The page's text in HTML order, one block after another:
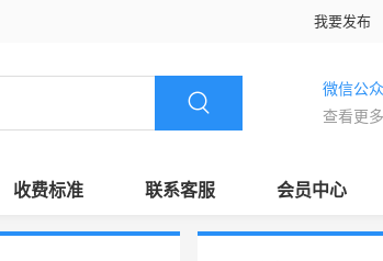
我要发布
微信公
查看更
收费标准 联系客服 会员中心